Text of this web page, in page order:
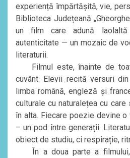
experiență împărtășită, vie,
Biblioteca Județeană
un film care adună
autenticitate — un mozaic de
literaturii.
Filmul este, înainte de
cuvânt. Elevii recită versuri
limba română, engleză și
culturale cu naturalețea cu
în alta. Fiecare poezie devine
– un pod între generații.
obiect de studiu, ci respirație,
În a doua parte a filmului,